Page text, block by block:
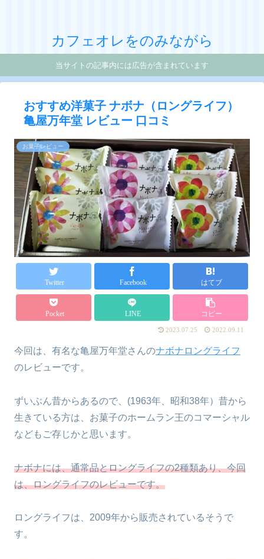
カフェオレをのみながら
当サイトの記事内には広告が含まれています
おすすめ洋菓子 ナボナ（ロングライフ）
亀屋万年堂 レビュー 口コミ
お菓子レビュー
Twitter Facebook はてブ
Pocket LINE コピー
2023.07.25 2022.09.11
今回は、有名な亀屋万年堂さんのナボナロングライフ
のレビューです。
ずいぶん昔からあるので、(1963年、昭和38年）昔から
生きている方は、お菓子のホームラン王のコマーシャル
などもご存じかと思います。
ナボナには、通常品とロングライフの2種類あり、今回
は、ロングライフのレビューです。
ロングライフは、2009年から販売されているそうで
す。